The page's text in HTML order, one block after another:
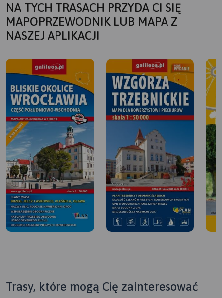
NA TYCH TRASACH PRZYDA CI SIĘ
MAPOPRZEWODNIK LUB MAPA Z
NASZEJ APLIKACJI
Trasy, które mogą Cię zainteresować